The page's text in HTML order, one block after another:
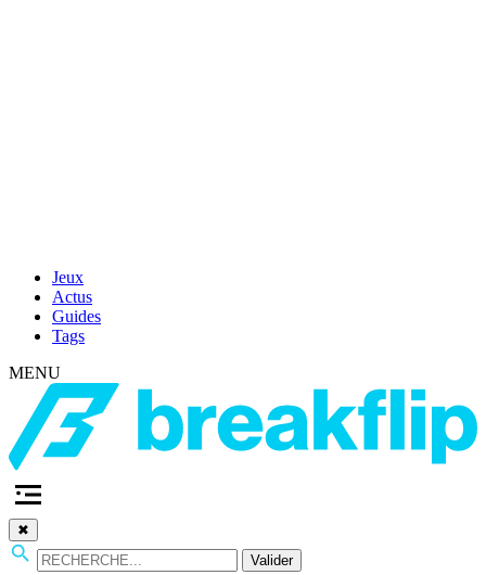
Jeux
Actus
Guides
Tags
MENU
✖
Valider